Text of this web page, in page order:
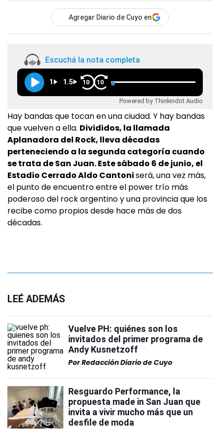
Agregar Diario de Cuyo en
Escuchá la nota completa
1 1.5 10 10
Powered by Thinkindot Audio
Hay bandas que tocan en una ciudad. Y hay bandas
que vuelven a ella. Divididos, la llamada
Aplanadora del Rock, lleva décadas
perteneciendo a la segunda categoría cuando
se trata de San Juan. Este sábado 6 de junio, el
Estadio Cerrado Aldo Cantoniserá, una vez más,
el punto de encuentro entre el power trío más
poderoso del rock argentino y una provincia que los
recibe como propios desde hace más de dos
décadas.
LEÉ ADEMÁS
Vuelve PH: quiénes son los
invitados del primer programa de
Andy Kusnetzoff
PorRedacción Diario de Cuyo
Resguardo Performance, la
propuesta made in San Juan que
invita a vivir mucho más que un
desfile de moda